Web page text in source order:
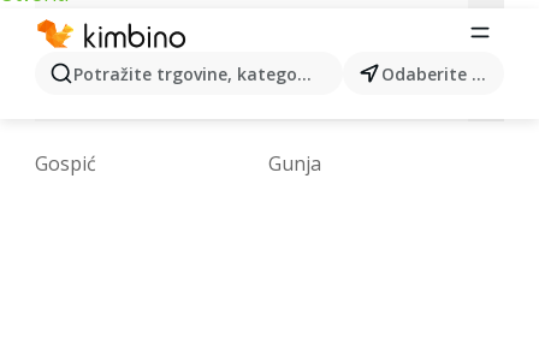
Potražite trgovine, kategorije, proizvode... Odaberite grad
B C D
N
O P R S T V Z
Gospić Gunja